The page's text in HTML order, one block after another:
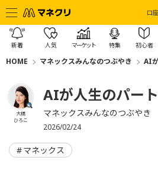
口
新着 人気 マーケット 特集 初心者
HOME マネックスみんなのつぶやき AI
大橋
ひろこ
AIが人生のパー
マネックスみんなのつぶやき
2026/02/24
マネックス